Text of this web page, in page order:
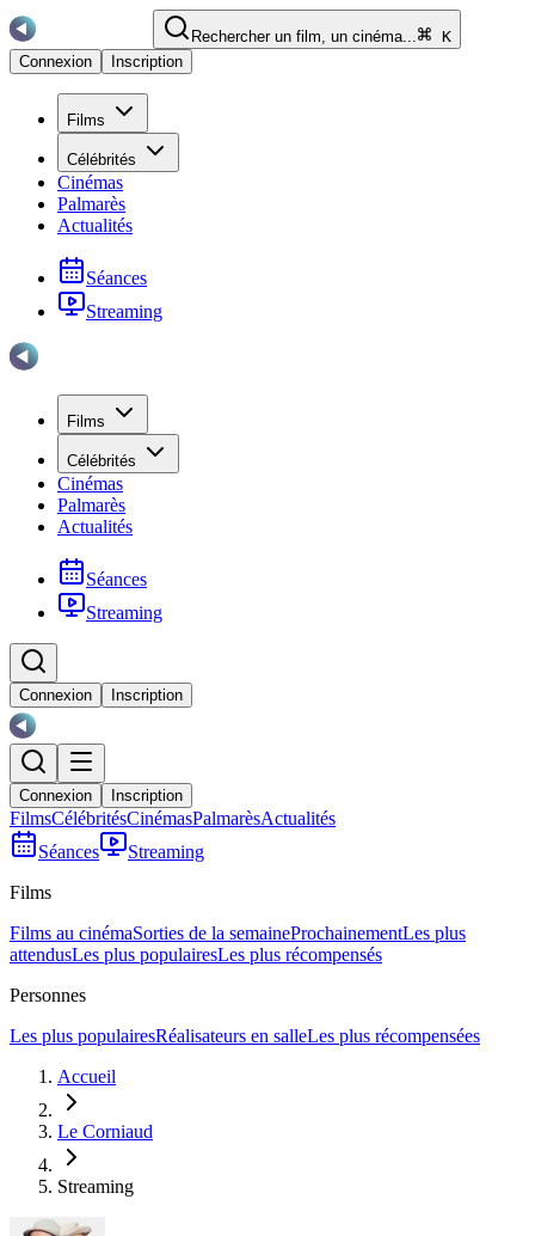
Rechercher un film, un cinéma...
K
Connexion
Inscription
Films
Célébrités
Cinémas
Palmarès
Actualités
Séances
Streaming
Films
Célébrités
Cinémas
Palmarès
Actualités
Séances
Streaming
Connexion Inscription
Connexion Inscription
FilmsCélébritésCinémasPalmarèsActualités
Séances
Streaming
Films
Films au cinémaSorties de la semaineProchainementLes plus
attendusLes plus populairesLes plus récompensés
Personnes
Les plus populairesRéalisateurs en salleLes plus récompensées
Accueil
Le Corniaud
Streaming